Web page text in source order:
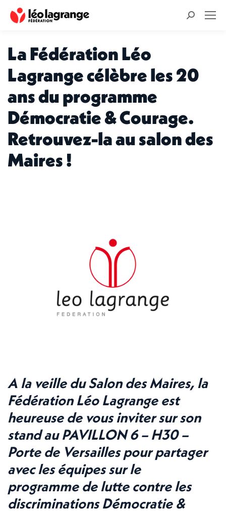
Recherche
La Fédération Léo
Lagrange célèbre les 20
ans du programme
Démocratie & Courage.
Retrouvez-la au salon des
Maires !
A la veille du Salon des Maires, la
Fédération Léo Lagrange est
heureuse de vous inviter surson
standau PAVILLON 6 – H30 –
Porte de Versaillespour partager
avec les équipes sur le
programme de lutte contre les
discriminationsDémocratie &